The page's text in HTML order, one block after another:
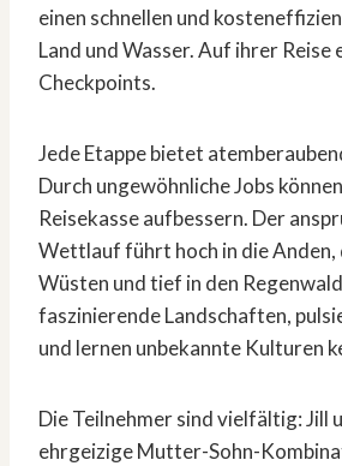
einen schnellen und
Land und Wasser. Auf ihrer
Checkpoints.
Jede Etappe bietet
Durch ungewöhnliche Jobs
Reisekasse aufbessern. Der
Wettlauf führt hoch in die Anden,
Wüsten und tief in den
faszinierende Landschaften,
und lernen unbekannte Kulturen
Die Teilnehmer sind vielfältig: Jill
ehrgeizige Mutter-Sohn-